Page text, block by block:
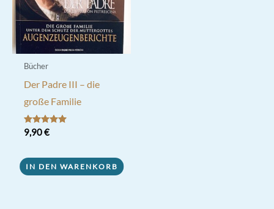
Bücher
Der Padre III – die
große Familie
Bewertet mit
5.00
9,90€
IN DEN WARENKORB